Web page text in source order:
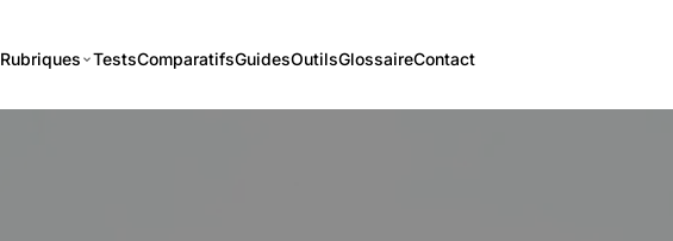
Rubriques TestsComparatifsGuidesOutilsGlossaireContact